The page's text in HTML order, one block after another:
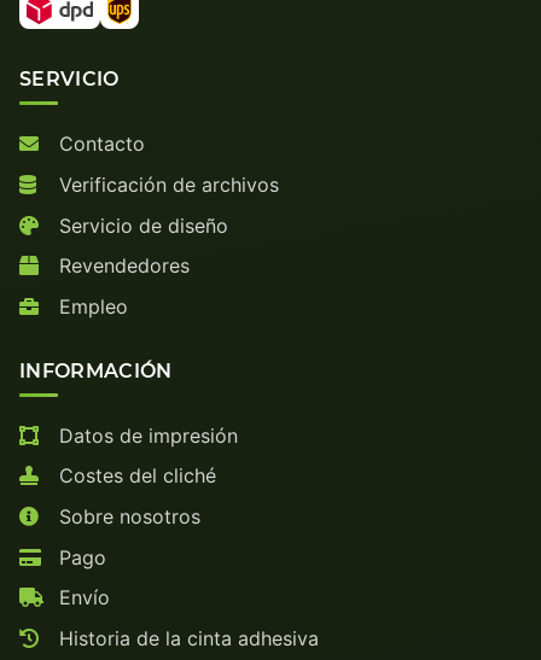
SERVICIO
Contacto
Verificación de archivos
Servicio de diseño
Revendedores
Empleo
INFORMACIÓN
Datos de impresión
Costes del cliché
Sobre nosotros
Pago
Envío
Historia de la cinta adhesiva